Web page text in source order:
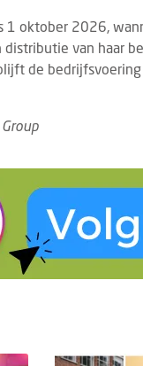
oktober 2026,
van haar
de
wij de
franchise
binnen de
uitdagingen
Van
vindt